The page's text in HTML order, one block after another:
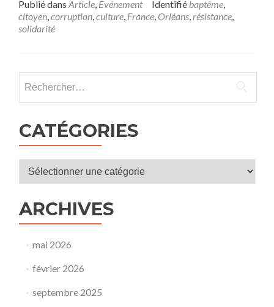
Publié dans Article, Evénement Identifié baptême,
citoyen,corruption,culture, France, Orléans,résistance,
solidarité
CATÉGORIES
Catégories
ARCHIVES
mai 2026
février 2026
septembre 2025